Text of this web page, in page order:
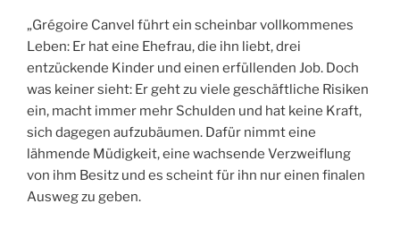
„Grégoire Canvel führt ein scheinbar vollkommenes
Leben: Er hat eine Ehefrau, die ihn liebt, drei
entzückende Kinder und einen erfüllenden Job. Doch
was keiner sieht: Er geht zu viele geschäftliche Risiken
ein, macht immer mehr Schulden und hat keine Kraft,
sich dagegen aufzubäumen. Dafür nimmt eine
lähmende Müdigkeit, eine wachsende Verzweiflung
von ihm Besitz und es scheint für ihn nur einen finalen
Ausweg zu geben.